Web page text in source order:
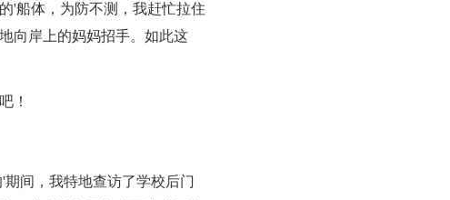
'船体，为防不测，我赶忙拉住
向岸上的妈妈招手。如此这
！
间，我特地查访了学校后门